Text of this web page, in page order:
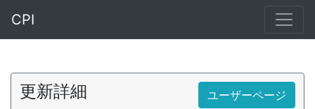
CPI
更新詳細 ユーザーページ